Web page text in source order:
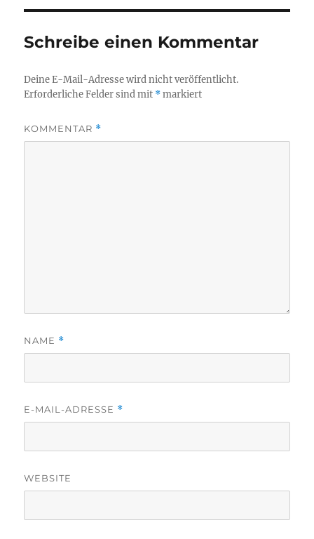
Schreibe einen Kommentar
Deine E-Mail-Adresse wird nicht veröffentlicht.
Erforderliche Felder sind mit *markiert
KOMMENTAR *
NAME *
E-MAIL-ADRESSE *
WEBSITE